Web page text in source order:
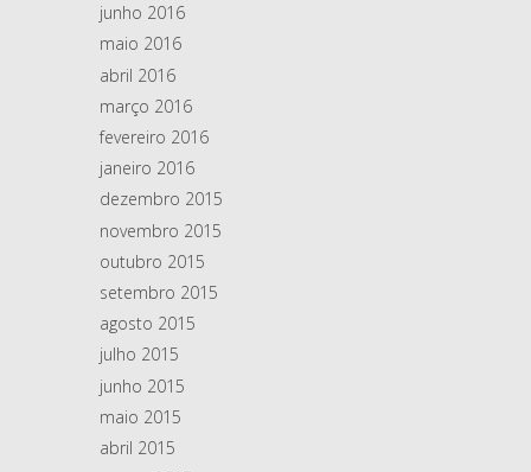
junho 2016
maio 2016
abril 2016
março 2016
fevereiro 2016
janeiro 2016
dezembro 2015
novembro 2015
outubro 2015
setembro 2015
agosto 2015
julho 2015
junho 2015
maio 2015
abril 2015